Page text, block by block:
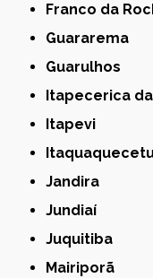
Franco da
Guararema
Guarulhos
Itapecerica
Itapevi
Jandira
Jundiaí
Juquitiba
Mairiporã